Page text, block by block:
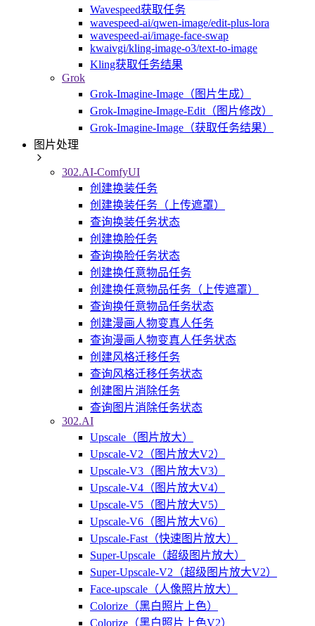
Wavespeed获取任务
wavespeed-ai/qwen-image/edit-plus-lora
wavespeed-ai/image-face-swap
kwaivgi/kling-image-o3/text-to-image
Kling获取任务结果
Grok
Grok-Imagine-Image（图片生成）
Grok-Imagine-Image-Edit（图片修改）
Grok-Imagine-Image（获取任务结果）
图片处理
302.AI-ComfyUI
创建换装任务
创建换装任务（上传遮罩）
查询换装任务状态
创建换脸任务
查询换脸任务状态
创建换任意物品任务
创建换任意物品任务（上传遮罩）
查询换任意物品任务状态
创建漫画人物变真人任务
查询漫画人物变真人任务状态
创建风格迁移任务
查询风格迁移任务状态
创建图片消除任务
查询图片消除任务状态
302.AI
Upscale（图片放大）
Upscale-V2（图片放大V2）
Upscale-V3（图片放大V3）
Upscale-V4（图片放大V4）
Upscale-V5（图片放大V5）
Upscale-V6（图片放大V6）
Upscale-Fast（快速图片放大）
Super-Upscale（超级图片放大）
Super-Upscale-V2（超级图片放大V2）
Face-upscale（人像照片放大）
Colorize（黑白照片上色）
Colorize（黑白照片上色V2）